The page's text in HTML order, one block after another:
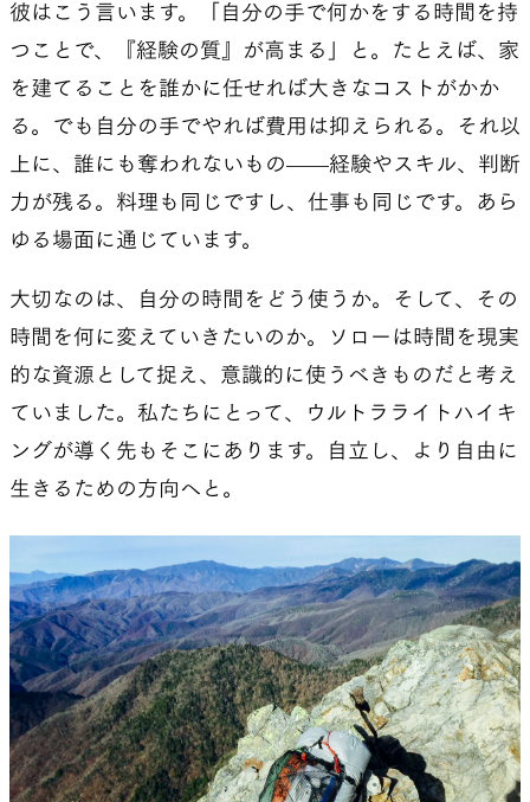
彼はこう言います。「自分の手で何かをする時間を持
つことで、『経験の質』が高まる」と。たとえば、家
を建てることを誰かに任せれば大きなコストがかか
る。でも自分の手でやれば費用は抑えられる。それ以
上に、誰にも奪われないもの——経験やスキル、判断
力が残る。料理も同じですし、仕事も同じです。あら
ゆる場面に通じています。
大切なのは、自分の時間をどう使うか。そして、その
時間を何に変えていきたいのか。ソローは時間を現実
的な資源として捉え、意識的に使うべきものだと考え
ていました。私たちにとって、ウルトラライトハイキ
ングが導く先もそこにあります。自立し、より自由に
生きるための方向へと。